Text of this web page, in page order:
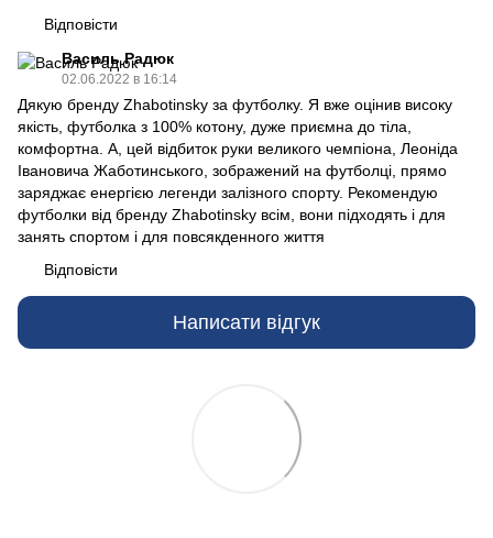
Відповісти
Василь Радюк
02.06.2022 в 16:14
Дякую бренду Zhabotinsky за футболку. Я вже оцінив високу
якість, футболка з 100% котону, дуже приємна до тіла,
комфортна. А, цей відбиток руки великого чемпіона, Леоніда
Івановича Жаботинського, зображений на футболці, прямо
заряджає енергією легенди залізного спорту. Рекомендую
футболки від бренду Zhabotinsky всім, вони підходять і для
занять спортом і для повсякденного життя
Відповісти
Написати відгук